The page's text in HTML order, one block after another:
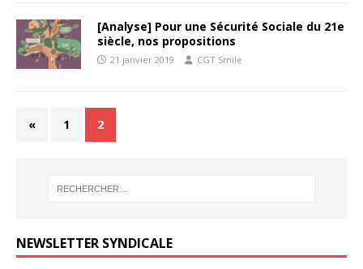
[Analyse] Pour une Sécurité Sociale du 21e
siècle, nos propositions
21 janvier 2019 CGT Smile
« 1 2
NEWSLETTER SYNDICALE